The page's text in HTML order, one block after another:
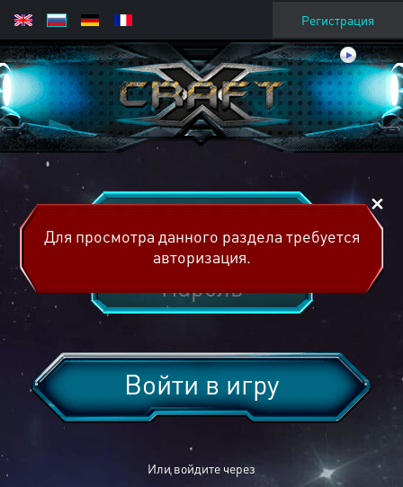
Регистрация
Или войдите через
Войти в игру
Для просмотра данного раздела требуется
авторизация.